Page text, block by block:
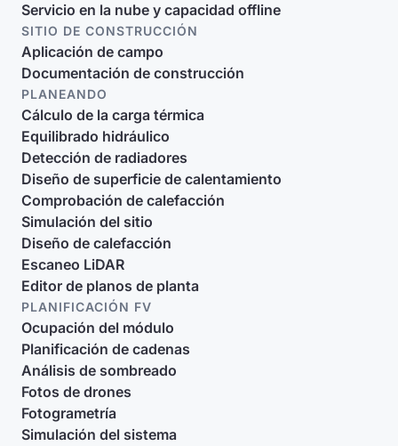
Servicio en la nube y capacidad offline
SITIO DE CONSTRUCCIÓN
Aplicación de campo
Documentación de construcción
PLANEANDO
Cálculo de la carga térmica
Equilibrado hidráulico
Detección de radiadores
Diseño de superficie de calentamiento
Comprobación de calefacción
Simulación del sitio
Diseño de calefacción
Escaneo LiDAR
Editor de planos de planta
PLANIFICACIÓN FV
Ocupación del módulo
Planificación de cadenas
Análisis de sombreado
Fotos de drones
Fotogrametría
Simulación del sistema